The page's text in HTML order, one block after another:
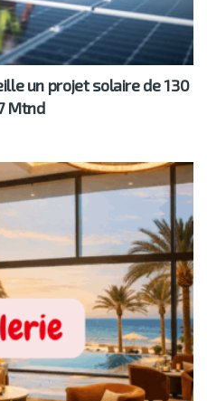
un projet solaire de 130
Mtnd